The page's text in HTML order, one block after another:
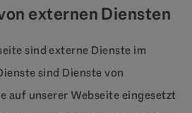
externen Diensten
sind externe Dienste im
sind Dienste von
auf unserer Webseite eingesetzt